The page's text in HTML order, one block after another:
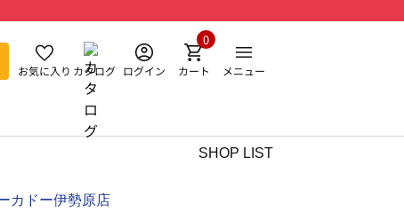
お気に入り カタログ ログイン カート
0
メニュー
SHOP LIST
カドー伊勢原店